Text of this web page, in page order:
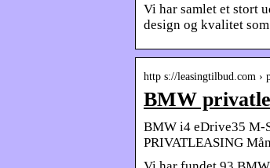
Vi har samlet et stort
design og kvalitet
http s://leasingtilbud.com ›
BMW
BMW i4 eDrive35 M-
PRIVATLEASING